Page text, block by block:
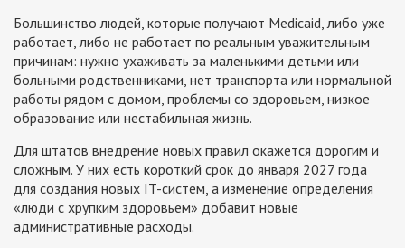
Большинство людей, которые получают Medicaid, либо уже
работает, либо не работает по реальным уважительным
причинам: нужно ухаживать за маленькими детьми или
больными родственниками, нет транспорта или нормальной
работы рядом с домом, проблемы со здоровьем, низкое
образование или нестабильная жизнь.
Для штатов внедрение новых правил окажется дорогим и
сложным. У них есть короткий срок до января 2027 года
для создания новых IT-систем, а изменение определения
«люди с хрупким здоровьем» добавит новые
административные расходы.